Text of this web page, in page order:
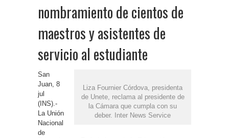
nombramiento de cientos de
maestros y asistentes de
servicio al estudiante
Liza Fournier Córdova, presidenta
de Unete, reclama al presidente de
la Cámara que cumpla con su
deber. Inter News Service
San
Juan, 8
jul
(INS).-
La Unión
Nacional
de